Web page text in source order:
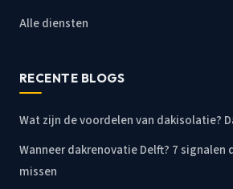
Alle diensten
RECENTE BLOGS
Wat zijn de voordelen van dakisolatie?
Wanneer dakrenovatie Delft? 7 signalen
missen